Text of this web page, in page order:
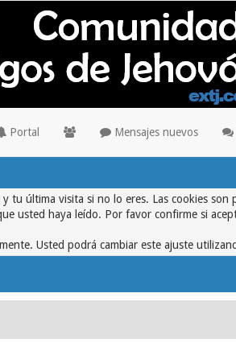
Portal Mensajes nuevos
última visita si no lo eres. Las cookies
usted haya leído. Por favor confirme si
Usted podrá cambiar este ajuste